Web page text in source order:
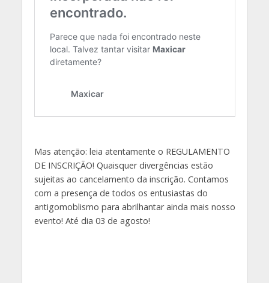
Mas atenção: leia atentamente o REGULAMENTO
DE INSCRIÇÃO! Quaisquer divergências estão
sujeitas ao cancelamento da inscrição. Contamos
com a presença de todos os entusiastas do
antigomoblismo para abrilhantar ainda mais nosso
evento! Até dia 03 de agosto!